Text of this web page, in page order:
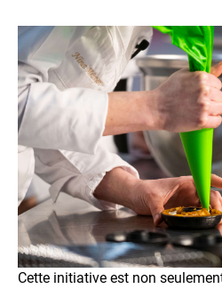
Cette initiative est non